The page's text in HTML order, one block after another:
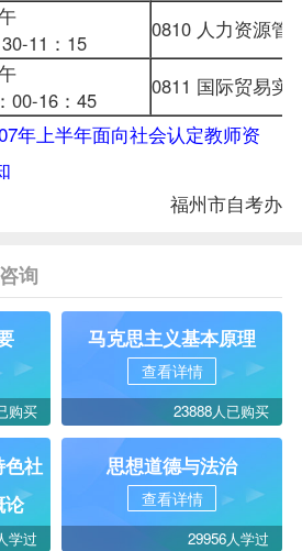
11：15
0810 人力资源
00-16：45
0811 国际贸易
年上半年面向社会认定教师资
福州市自考办
询
购买
马克思主义基本原理
查看详情
23888人已购买
色社
论
学过
思想道德与法治
查看详情
29956人学过